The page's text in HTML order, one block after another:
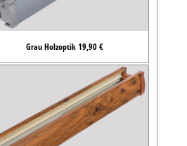
Grau Holzoptik 19,90 €